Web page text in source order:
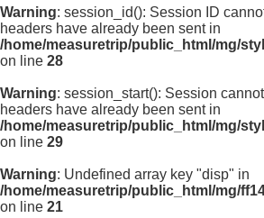
Warning: session_id(): Session ID
headers have already been sent in
/home/measuretrip/public_html/mg/
on line 28
Warning: session_start(): Session
headers have already been sent in
/home/measuretrip/public_html/mg/
on line 29
Warning: Undefined array key "disp" in
/home/measuretrip/public_html/mg/
on line 21